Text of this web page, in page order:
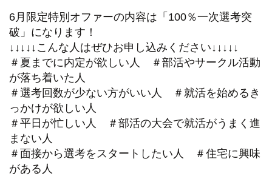
6月限定特別オファーの内容は「100％一次選考突
破」になります！
↓↓↓↓↓こんな人はぜひお申し込みください↓↓↓↓↓
＃夏までに内定が欲しい人 ＃部活やサークル活動
が落ち着いた人
＃選考回数が少ない方がいい人 ＃就活を始めるき
っかけが欲しい人
＃平日が忙しい人 ＃部活の大会で就活がうまく進
まない人
＃面接から選考をスタートしたい人 ＃住宅に興味
がある人